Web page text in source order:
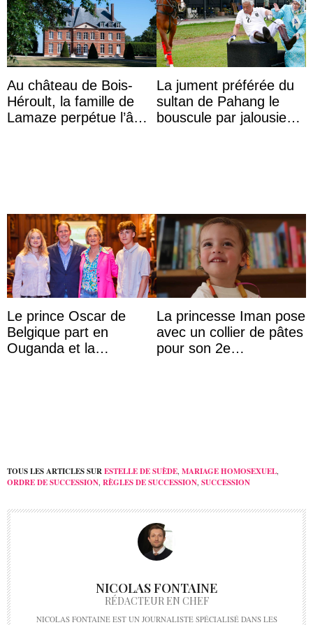
Au château de Bois-
Héroult, la famille de
Lamaze perpétue l’âme
La jument préférée du
sultan de Pahang le
bouscule par jalousie
Le prince Oscar de
Belgique part en
Ouganda et la
La princesse Iman pose
avec un collier de pâtes
pour son 2e
TOUS LES ARTICLES SURESTELLE DE SUÈDE MARIAGE HOMOSEXUEL
ORDRE DE SUCCESSION RÈGLES DE SUCCESSION SUCCESSION
NICOLAS FONTAINE
RÉDACTEUR EN CHEF
NICOLAS FONTAINE EST UN JOURNALISTE SPÉCIALISÉ DANS LES